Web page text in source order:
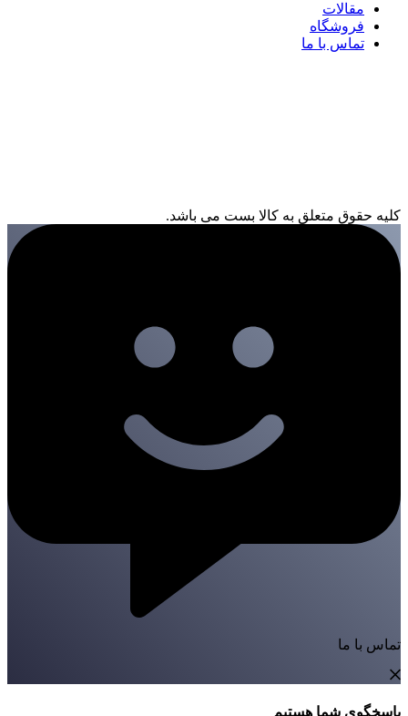
مقالات
فروشگاه
تماس با ما
کلیه حقوق متعلق به کالا بست می باشد.
تماس با ما
پاسخگوی شما هستیم